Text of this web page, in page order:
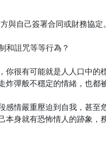
與自己簽署合同或財務協定。
和詛咒等等行為？
很有可能就是人人口中的
彈般不穩定的情緒，也都
情嚴重壓迫到自我，甚
身就有恐怖情人的跡象，